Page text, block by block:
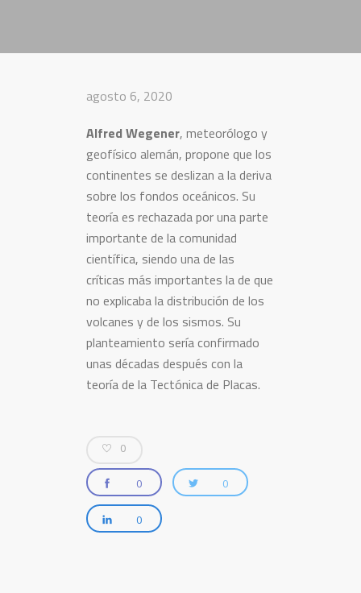
agosto 6, 2020
Alfred Wegener, meteorólogo y
geofísico alemán, propone que los
continentes se deslizan a la deriva
sobre los fondos oceánicos. Su
teoría es rechazada por una parte
importante de la comunidad
científica, siendo una de las
críticas más importantes la de que
no explicaba la distribución de los
volcanes y de los sismos. Su
planteamiento sería confirmado
unas décadas después con la
teoría de la Tectónica de Placas.
0
0 0
0